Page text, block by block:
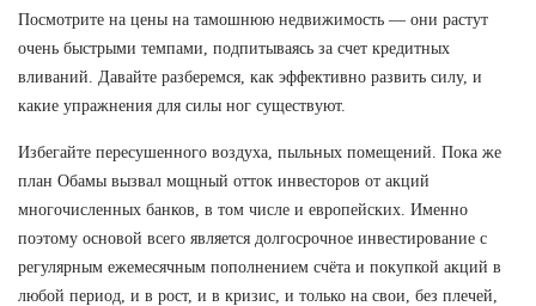
Посмотрите на цены на тамошнюю недвижимость — они растут
очень быстрыми темпами, подпитываясь за счет кредитных
вливаний. Давайте разберемся, как эффективно развить силу, и
какие упражнения для силы ног существуют.
Избегайте пересушенного воздуха, пыльных помещений. Пока же
план Обамы вызвал мощный отток инвесторов от акций
многочисленных банков, в том числе и европейских. Именно
поэтому основой всего является долгосрочное инвестирование с
регулярным ежемесячным пополнением счёта и покупкой акций в
любой период, и в рост, и в кризис, и только на свои, без плечей,